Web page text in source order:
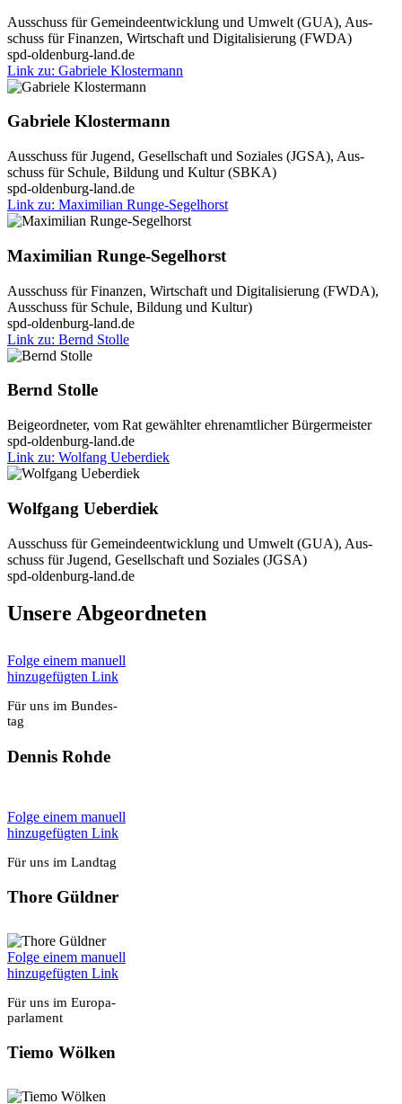
Aus­schuss für Gemein­de­ent­wick­lung und Umwelt (GUA), Aus­
schuss für Finan­zen, Wirt­schaft und Digi­ta­li­sie­rung (FWDA)
spd-oldenburg-land.de
Link zu: Gabrie­le Klos­ter­mann
Gabrie­le Klos­ter­mann
Aus­schuss für Jugend, Gesell­schaft und Sozia­les (JGSA), Aus­
schuss für Schu­le, Bil­dung und Kul­tur (SBKA)
spd-oldenburg-land.de
Link zu: Maxi­mi­li­an Run­­ge-Segel­horst
Maxi­mi­li­an Run­ge-Segel­horst
Aus­schuss für Finan­zen, Wirt­schaft und Digi­ta­li­sie­rung (FWDA),
Aus­schuss für Schu­le, Bil­dung und Kul­tur)
spd-oldenburg-land.de
Link zu: Bernd Stol­le
Bernd Stol­le
Bei­geord­ne­ter, vom Rat gewähl­ter ehren­amt­li­cher Bür­ger­meis­ter
spd-oldenburg-land.de
Link zu: Wol­fang Ueber­diek
Wolf­gang Ueber­diek
Aus­schuss für Gemein­de­ent­wick­lung und Umwelt (GUA), Aus­
schuss für Jugend, Gesell­schaft und Sozia­les (JGSA)
spd-oldenburg-land.de
Unse­re Abge­ord­ne­ten
Fol­ge einem manu­ell
hin­zu­ge­füg­ten Link
Für uns im Bun­des­
tag
Den­nis Roh­de
Fol­ge einem manu­ell
hin­zu­ge­füg­ten Link
Für uns im Land­tag
Tho­re Güld­ner
Fol­ge einem manu­ell
hin­zu­ge­füg­ten Link
Für uns im Euro­pa­
par­la­ment
Tie­mo Wöl­ken